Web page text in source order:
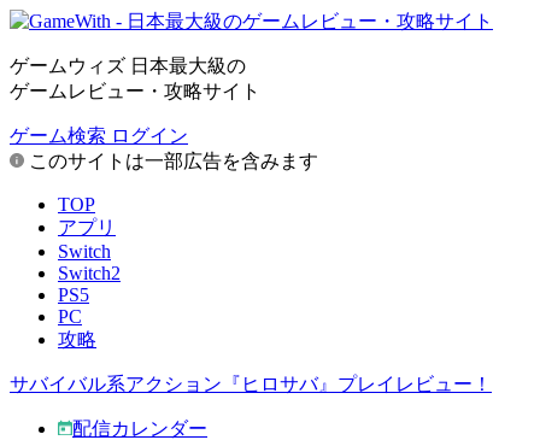
ゲームウィズ 日本最大級の
ゲームレビュー・攻略サイト
ゲーム検索 ログイン
このサイトは一部広告を含みます
TOP
アプリ
Switch
Switch2
PS5
PC
攻略
サバイバル系アクション『ヒロサバ』プレイレビュー！
配信カレンダー